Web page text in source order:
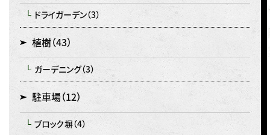
ドライガーデン（3）
植樹（43）
ガーデニング（3）
駐車場（12）
ブロック塀（4）